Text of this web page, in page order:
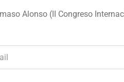
Alonso (II Congreso